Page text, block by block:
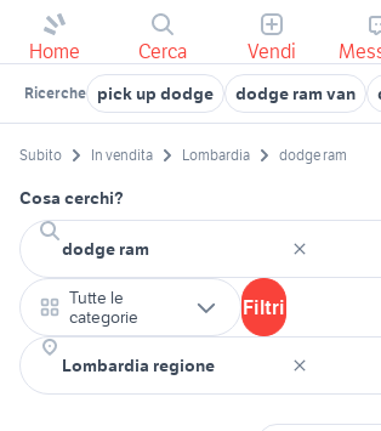
Home Cerca Vendi
Ricerche pick up dodge dodge ram van
Subito In vendita Lombardia dodge ram
Cosa cerchi?
Tutte le
categorie
Filtri